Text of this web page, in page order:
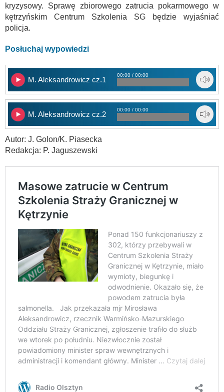
kryzysowy. Sprawę zbiorowego zatrucia pokarmowego w
kętrzyńskim Centrum Szkolenia SG będzie wyjaśniać
policja.
Posłuchaj wypowiedzi
M. Aleksandrowicz cz.1
00:00 / 00:00
M. Aleksandrowicz cz.2
00:00 / 00:00
Autor: J. Golon/K. Piasecka
Redakcja: P. Jaguszewski